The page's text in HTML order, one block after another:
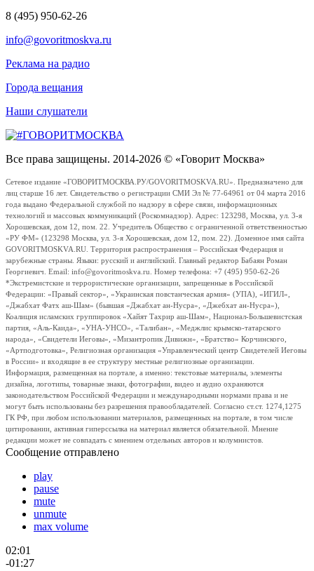
8 (495) 950-62-26
info@govoritmoskva.ru
Реклама на радио
Города вещания
Наши слушатели
Все права защищены. 2014-2026 © «Говорит Москва»
Сетевое издание «ГОВОРИТМОСКВА.РУ/GOVORITMOSKVA.RU». Предназначено для
лиц старше 16 лет. Свидетельство о регистрации СМИ Эл № 77-64961 от 04 марта 2016
года выдано Федеральной службой по надзору в сфере связи, информационных
технологий и массовых коммуникаций (Роскомнадзор). Адрес: 123298, Москва, ул. 3-я
Хорошевская, дом 12, пом. 22. Учредитель Общество с ограниченной ответственностью
«РУ ФМ» (123298 Москва, ул. 3-я Хорошевская, дом 12, пом. 22). Доменное имя сайта
GOVORITMOSKVA.RU. Территория распространения – Российская Федерация и
зарубежные страны. Языки: русский и английский. Главный редактор Бабаян Роман
Георгиевич. Email: info@govoritmoskva.ru. Номер телефона: +7 (495) 950-62-26
*Экстремистские и террористические организации, запрещенные в Российской
Федерации: «Правый сектор», «Украинская повстанческая армия» (УПА), «ИГИЛ»,
«Джабхат Фатх аш-Шам» (бывшая «Джабхат ан-Нусра», «Джебхат ан-Нусра»),
Коалиция исламских группировок «Хайят Тахрир аш-Шам», Национал-Большевистская
партия, «Аль-Каида», «УНА-УНСО», «Талибан», «Меджлис крымско-татарского
народа», «Свидетели Иеговы», «Мизантропик Дивижн», «Братство» Корчинского,
«Артподготовка», Религиозная организация «Управленческий центр Свидетелей Иеговы
в России» и входящие в ее структуру местные религиозные организации.
Информация, размещенная на портале, а именно: текстовые материалы, элементы
дизайна, логотипы, товарные знаки, фотографии, видео и аудио охраняются
законодательством Российской Федерации и международными нормами права и не
могут быть использованы без разрешения правообладателей. Согласно ст.ст. 1274,1275
ГК РФ, при любом использовании материалов, размещенных на портале, в том числе
цитировании, активная гиперссылка на материал является обязательной. Мнение
редакции может не совпадать с мнением отдельных авторов и колумнистов.
Сообщение отправлено
play
pause
mute
unmute
max volume
02:01
-01:27